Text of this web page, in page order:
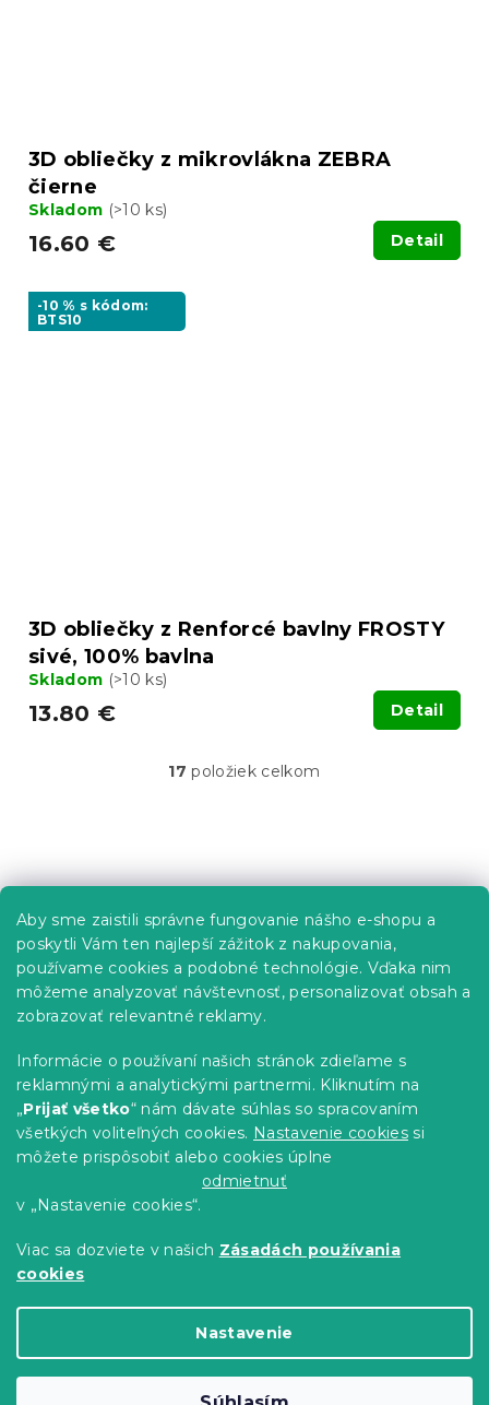
Aby sme zaistili správne fungovanie nášho e-shopu a
poskytli Vám ten najlepší zážitok z nakupovania,
používame cookies a podobné technológie. Vďaka nim
môžeme analyzovať návštevnosť, personalizovať obsah a
zobrazovať relevantné reklamy.
Informácie o používaní našich stránok zdieľame s
reklamnými a analytickými partnermi. Kliknutím na
„Prijať všetko“ nám dávate súhlas so spracovaním
všetkých voliteľných cookies. Nastavenie cookies si
môžete prispôsobiť alebo cookies úplne
odmietnuť
v „Nastavenie cookies“.
Viac sa dozviete v našich Zásadách používania
cookies
Nastavenie
3D obliečky z mikrovlákna ZEBRA
čierne
Skladom (>10 ks)
16.60 € Detail
-10 % s kódom:
BTS10
3D obliečky z Renforcé bavlny FROSTY
sivé, 100% bavlna
Skladom (>10 ks)
13.80 € Detail
O
a
i
e
p
r
v
k
y
v
ý
p
i
s
u
17 položiek celkom
á
Informácie pre vás
Predajne
Sledovanie objednávky
Možnosti doručenia
Reklamácie a vrátenie tovaru
Kontakty
Obchodné podmienky
Podmienky ochrany osobných údajov
Pre partnerov
Copyright 2026Výpredaj obliečok. Všetky práva